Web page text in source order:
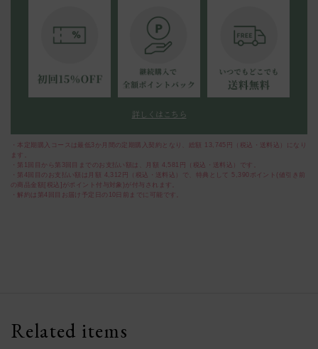
詳しくはこちら
・本定期購入コースは最低3か月間の定期購入契約となり、総額 13,745 円（税込・送料込）になり
ます。
・第1回目から第3回目までのお支払い額は、月額
4,581 円（税込・送料込）です。
・第4回目のお支払い額は月額
4,312 円（税込・送料込）で、特典として 5,390 ポイント(値引き前
の商品金額[税込]がポイント付与対象)が付与されます。
・解約は第4回目お届け予定日の10日前までに可能です。
Related items